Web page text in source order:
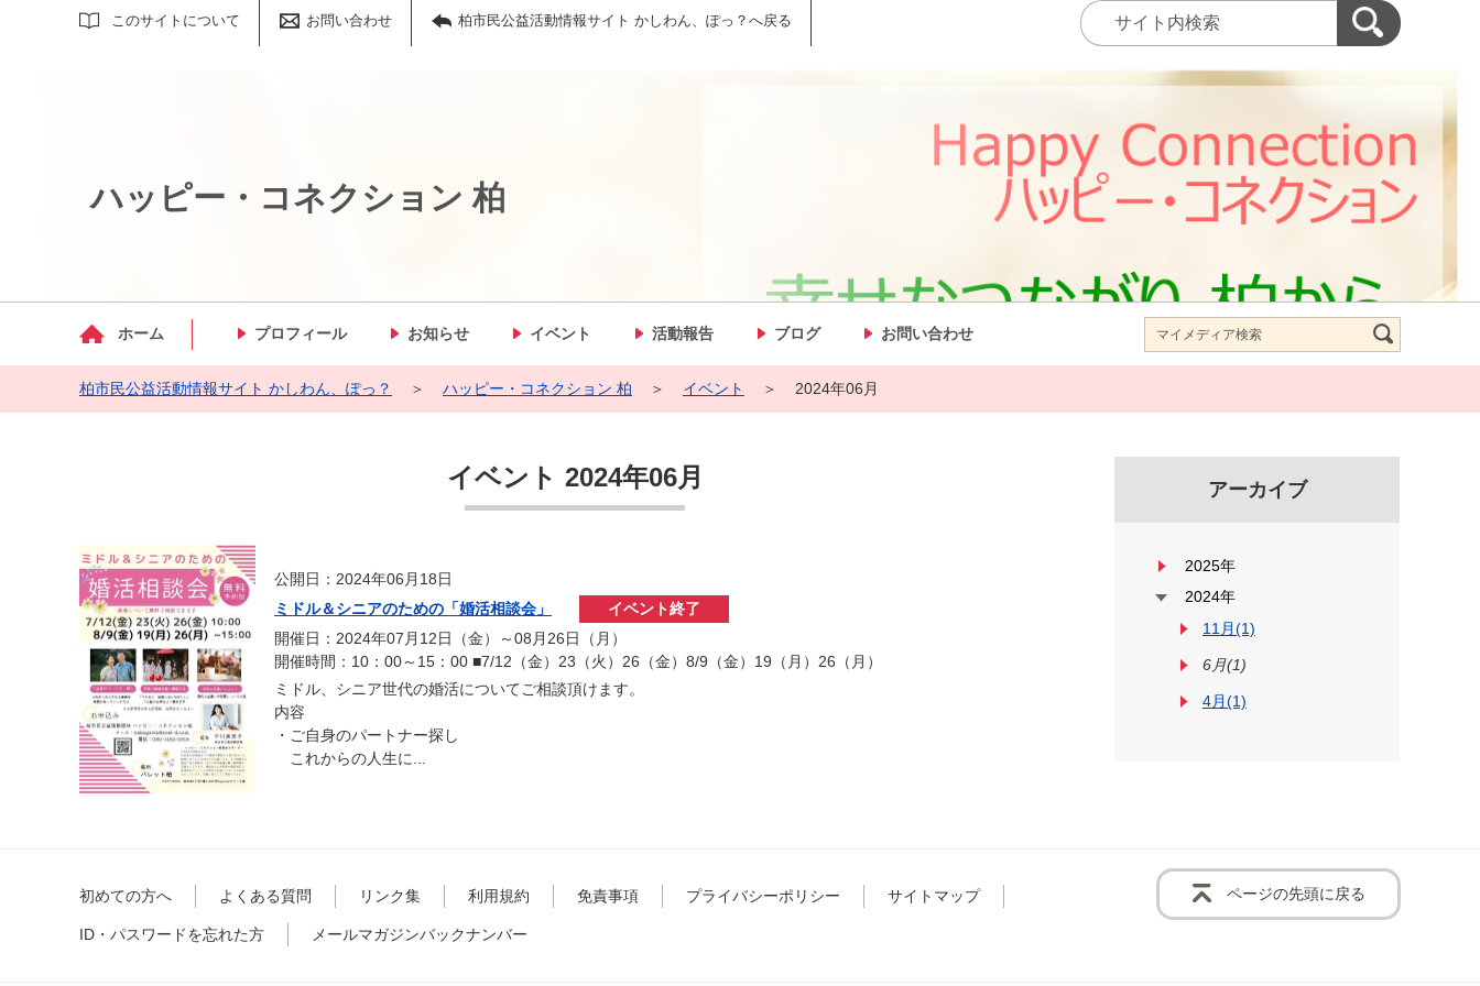
このサイトについて お問い合わせ 柏市民公益活動情報サイト かしわん、ぽっ？へ戻る
サイト内検索
ハッピー・コネクション 柏
ホーム プロフィール お知らせ イベント 活動報告 ブログ お問い合わせ
マイメディア検索
柏市民公益活動情報サイト かしわん、ぽっ？ ＞ ハッピー・コネクション 柏 ＞ イベント ＞ 2024年06月
イベント 2024年06月
公開日：2024年06月18日
ミドル＆シニアのための「婚活相談会」
イベント終了
開催日：2024年07月12日（金）～08月26日（月）
開催時間：10：00～15：00 ■7/12（金）23（火）26（金）8/9（金）19（月）26（月）
ミドル、シニア世代の婚活についてご相談頂けます。
内容
・ご自身のパートナー探し
これからの人生に...
アーカイブ
2025年
2024年
11月(1)
6月(1)
4月(1)
ページの先頭に戻る
初めての方へ よくある質問 リンク集 利用規約 免責事項 プライバシーポリシー サイトマップ
ID・パスワードを忘れた方 メールマガジンバックナンバー